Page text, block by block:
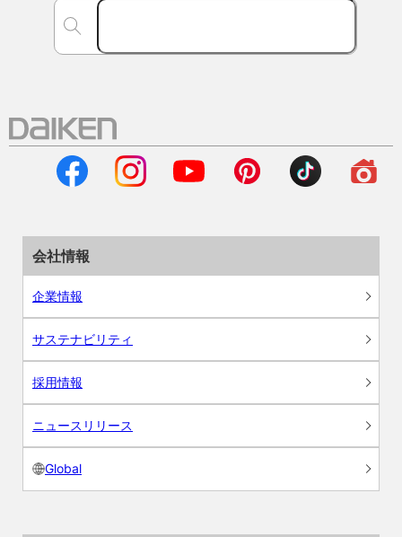
会社情報
企業情報
サステナビリティ
採用情報
ニュースリリース
Global